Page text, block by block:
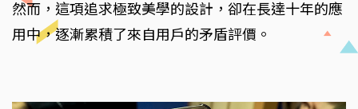
然而，這項追求極致美學的設計，卻在長達十年的應
用中，逐漸累積了來自用戶的矛盾評價。